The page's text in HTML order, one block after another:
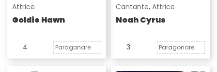
Attrice
Goldie Hawn
4 Paragonare
Cantante, Attrice
Noah Cyrus
3 Paragonare